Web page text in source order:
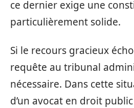
ce dernier exige une
particulièrement solide.
Si le recours gracieux
requête au tribunal
nécessaire. Dans cette
d’un avocat en droit